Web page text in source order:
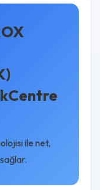
ile net,